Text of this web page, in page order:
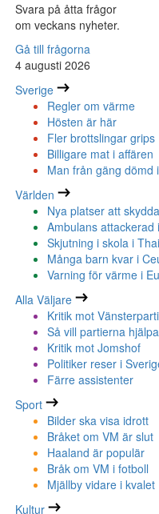
Svara på åtta frågor
om veckans nyheter.
Gå till frågorna
4 augusti 2026
Sverige
Regler om värme
Hösten är här
Fler brottslingar grips
Billigare mat i affären
Man från gäng dömd
Världen
Nya platser att skydda
Ambulans attackerad
Skjutning i skola i
Många barn kvar i
Varning för värme i
Alla Väljare
Kritik mot
Så vill partierna
Kritik mot Jomshof
Politiker reser i
Färre assistenter
Sport
Bilder ska visa idrott
Bråket om VM är slut
Haaland är populär
Bråk om VM i fotboll
Mjällby vidare i kvalet
Kultur